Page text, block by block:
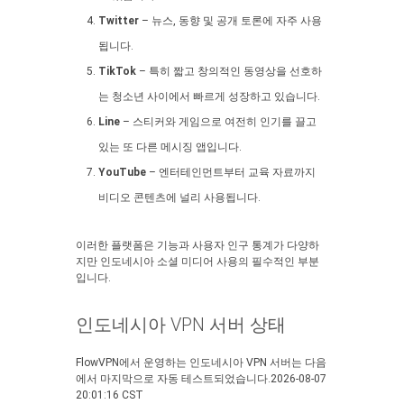
Twitter – 뉴스, 동향 및 공개 토론에 자주 사용
됩니다.
TikTok – 특히 짧고 창의적인 동영상을 선호하
는 청소년 사이에서 빠르게 성장하고 있습니다.
Line – 스티커와 게임으로 여전히 인기를 끌고
있는 또 다른 메시징 앱입니다.
YouTube – 엔터테인먼트부터 교육 자료까지
비디오 콘텐츠에 널리 사용됩니다.
이러한 플랫폼은 기능과 사용자 인구 통계가 다양하
지만 인도네시아 소셜 미디어 사용의 필수적인 부분
입니다.
인도네시아 VPN 서버 상태
FlowVPN에서 운영하는 인도네시아 VPN 서버는 다음
에서 마지막으로 자동 테스트되었습니다.2026-08-07
20:01:16 CST